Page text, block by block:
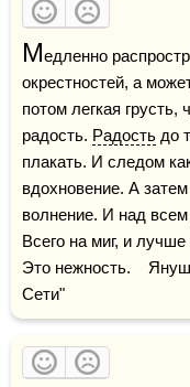
Медленно
окрестностей, а
потом легкая
радость. Радость до
плакать. И следом
вдохновение. А
волнение. И над
Всего на миг, и
Это нежность.
Сети"